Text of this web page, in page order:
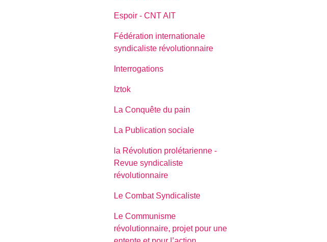
Espoir - CNT AIT
Fédération internationale
syndicaliste révolutionnaire
Interrogations
Iztok
La Conquête du pain
La Publication sociale
la Révolution prolétarienne -
Revue syndicaliste
révolutionnaire
Le Combat Syndicaliste
Le Communisme
révolutionnaire, projet pour une